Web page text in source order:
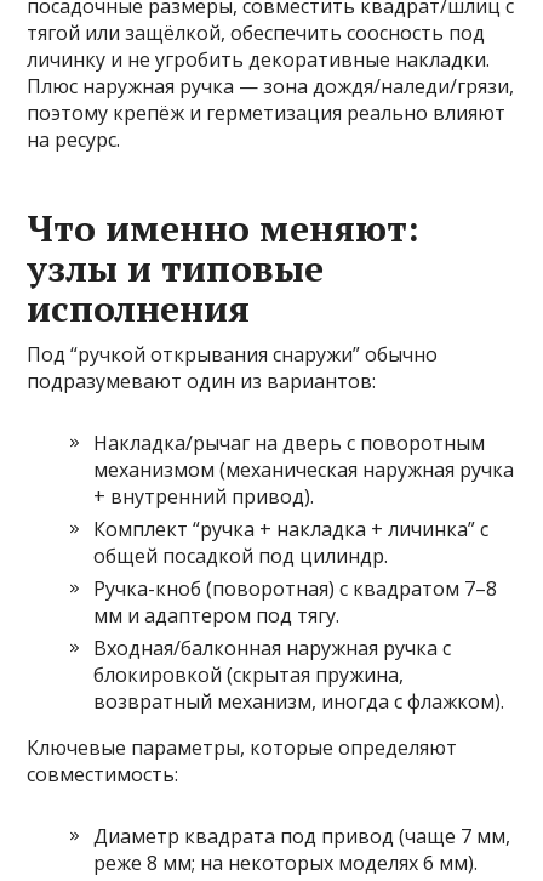
посадочные размеры, совместить квадрат/шлиц с
тягой или защёлкой, обеспечить соосность под
личинку и не угробить декоративные накладки.
Плюс наружная ручка — зона дождя/наледи/грязи,
поэтому крепёж и герметизация реально влияют
на ресурс.
Что именно меняют:
узлы и типовые
исполнения
Под “ручкой открывания снаружи” обычно
подразумевают один из вариантов:
Накладка/рычаг на дверь с поворотным
механизмом (механическая наружная ручка
+ внутренний привод).
Комплект “ручка + накладка + личинка” с
общей посадкой под цилиндр.
Ручка-кноб (поворотная) с квадратом 7–8
мм и адаптером под тягу.
Входная/балконная наружная ручка с
блокировкой (скрытая пружина,
возвратный механизм, иногда с флажком).
Ключевые параметры, которые определяют
совместимость:
Диаметр квадрата под привод (чаще 7 мм,
реже 8 мм; на некоторых моделях 6 мм).